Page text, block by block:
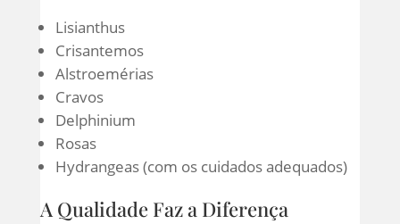
Lisianthus
Crisantemos
Alstroemérias
Cravos
Delphinium
Rosas
Hydrangeas (com os cuidados adequados)
A Qualidade Faz a Diferença